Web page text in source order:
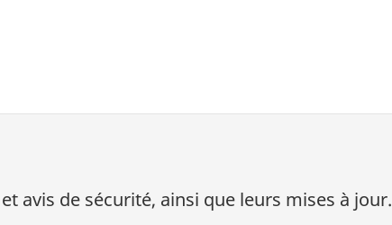
avis de sécurité, ainsi que leurs mises à jour.